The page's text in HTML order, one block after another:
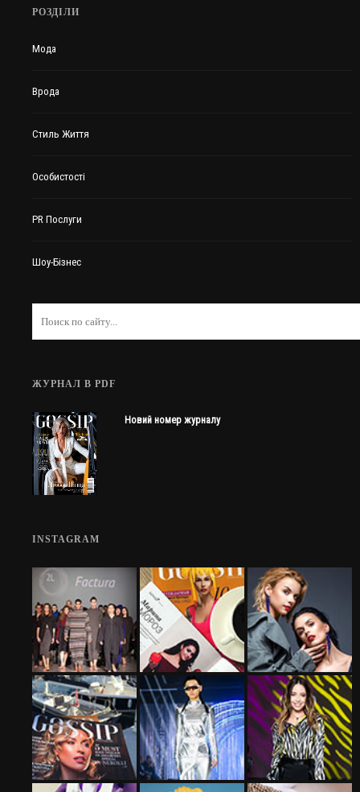
РОЗДІЛИ
Мода
Врода
Стиль Життя
Особистості
PR Послуги
Шоу-Бізнес
ЖУРНАЛ В PDF
Новий номер журналу
INSTAGRAM